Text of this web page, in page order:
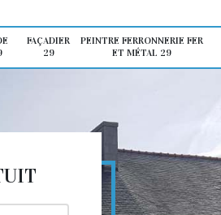
FAÇADIER
29
PEINTRE FERRONNERIE FER
ET MÉTAL 29